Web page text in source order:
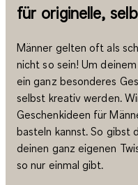
für originelle,
Männer gelten oft als
nicht so sein! Um
ein ganz besonderes
selbst kreativ werden.
Geschenkideen für
basteln kannst. So gibst
deinen ganz eigenen
so nur einmal gibt.